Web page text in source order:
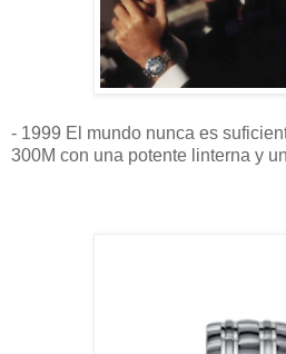
- 1999 El mundo nunca es
300M con una potente linterna y